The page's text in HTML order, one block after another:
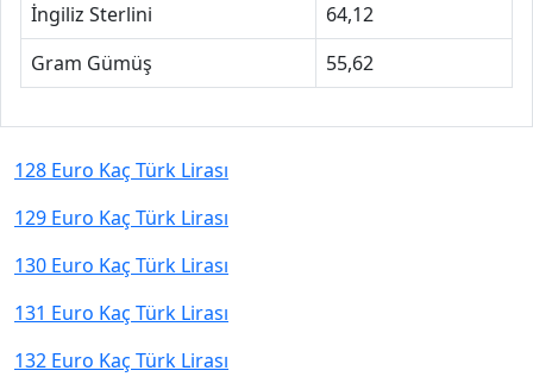
İngiliz Sterlini
64,12
Gram Gümüş
55,62
128 Euro Kaç Türk Lirası
129 Euro Kaç Türk Lirası
130 Euro Kaç Türk Lirası
131 Euro Kaç Türk Lirası
132 Euro Kaç Türk Lirası